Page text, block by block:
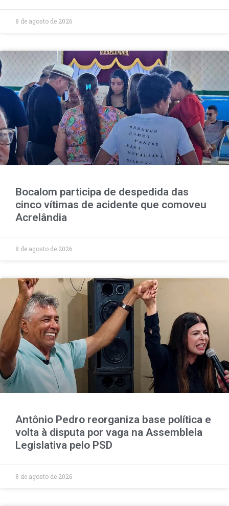
8 de agosto de 2026
Bocalom participa de despedida das
cinco vítimas de acidente que comoveu
Acrelândia
8 de agosto de 2026
Antônio Pedro reorganiza base política e
volta à disputa por vaga na Assembleia
Legislativa pelo PSD
8 de agosto de 2026